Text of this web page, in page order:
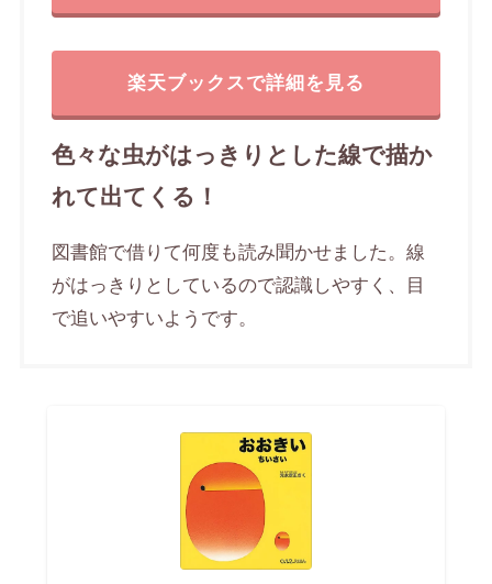
楽天ブックスで詳細を見る
色々な虫がはっきりとした線で描か
れて出てくる！
図書館で借りて何度も読み聞かせました。線
がはっきりとしているので認識しやすく、目
で追いやすいようです。